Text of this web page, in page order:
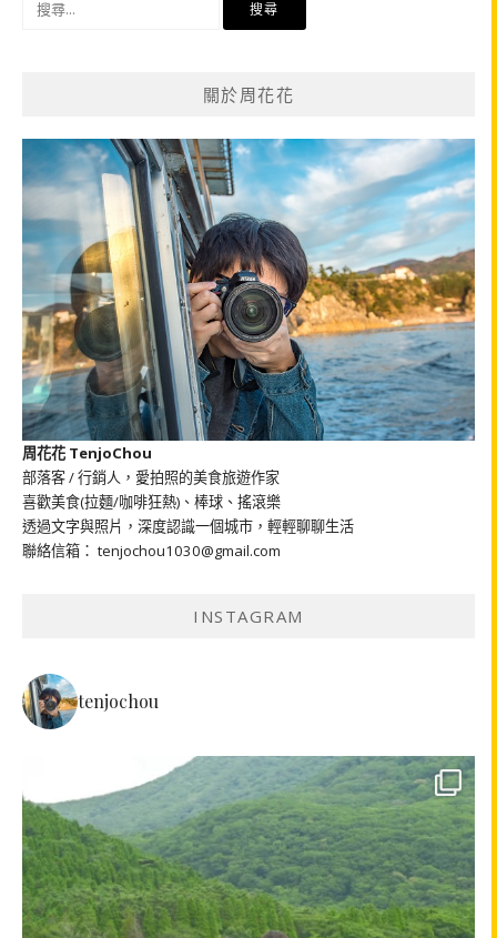
關於周花花
周花花 TenjoChou
部落客 / 行銷人，愛拍照的美食旅遊作家
喜歡美食(拉麵/咖啡狂熱)、棒球、搖滾樂
透過文字與照片，深度認識一個城市，輕輕聊聊生活
聯絡信箱： tenjochou1030@gmail.com
INSTAGRAM
tenjochou